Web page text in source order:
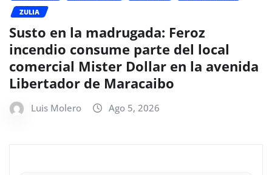
ZULIA
Susto en la madrugada: Feroz
incendio consume parte del local
comercial Mister Dollar en la avenida
Libertador de Maracaibo
Luis Molero Ago 5, 2026